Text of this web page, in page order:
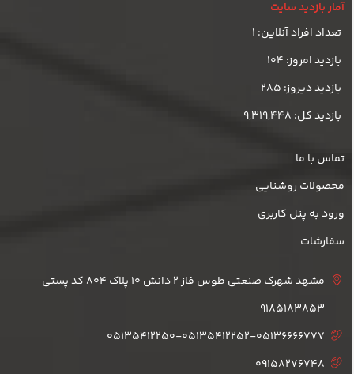
آمار بازدید سایت
تعداد افراد آنلاین: 1
بازدید امروز: 104
بازدید دیروز: 285
بازدید کل: 9,319,448
تماس با ما
محصولات روشنایی
ورود به پنل کاربری
سفارشات
مشهد شهرک صنعتی طوس فاز 2 دانش 10 پلاک 804 کد پستی
9185183853
05135412250-05135412252-05136666777
09158276748